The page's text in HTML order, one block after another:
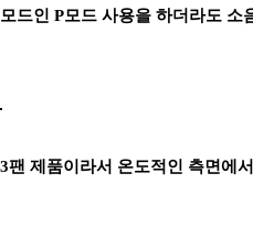
모드인 P모드 사용을 하더라도
3팬 제품이라서 온도적인 측면에